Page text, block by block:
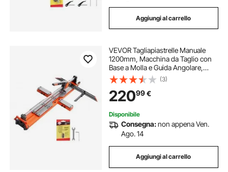
Aggiungi al carrello
VEVOR Tagliapiastrelle Manuale
1200mm, Macchina da Taglio con
Base a Molla e Guida Angolare,
Disco in Carburo Tungsteno, Guida
Allineamento, per Fai Da Te
Piastrelle in Ceramica Pavimenti
Cucine Bagni
(3)
22099€
Disponibile
Consegna:non appena Ven.
Ago. 14
Aggiungi al carrello